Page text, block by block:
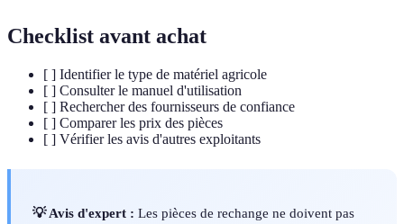
Checklist avant achat
[ ] Identifier le type de matériel agricole
[ ] Consulter le manuel d'utilisation
[ ] Rechercher des fournisseurs de confiance
[ ] Comparer les prix des pièces
[ ] Vérifier les avis d'autres exploitants
💡 Avis d'expert : Les pièces de rechange ne doivent pas